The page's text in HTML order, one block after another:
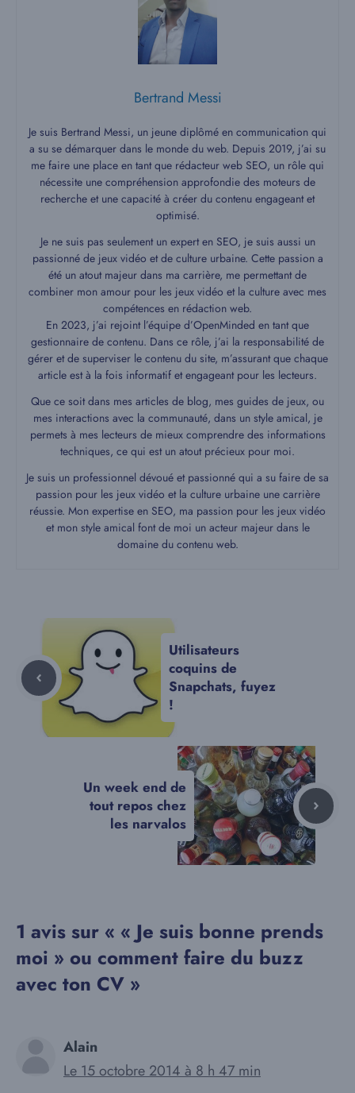
Bertrand Messi
Je suis Bertrand Messi, un jeune diplômé en communication qui
a su se démarquer dans le monde du web. Depuis 2019, j’ai su
me faire une place en tant que rédacteur web SEO, un rôle qui
nécessite une compréhension approfondie des moteurs de
recherche et une capacité à créer du contenu engageant et
optimisé.
Je ne suis pas seulement un expert en SEO, je suis aussi un
passionné de jeux vidéo et de culture urbaine. Cette passion a
été un atout majeur dans ma carrière, me permettant de
combiner mon amour pour les jeux vidéo et la culture avec mes
compétences en rédaction web.
En 2023, j’ai rejoint l’équipe d’OpenMinded en tant que
gestionnaire de contenu. Dans ce rôle, j’ai la responsabilité de
gérer et de superviser le contenu du site, m’assurant que chaque
article est à la fois informatif et engageant pour les lecteurs.
Que ce soit dans mes articles de blog, mes guides de jeux, ou
mes interactions avec la communauté, dans un style amical, je
permets à mes lecteurs de mieux comprendre des informations
techniques, ce qui est un atout précieux pour moi.
Je suis un professionnel dévoué et passionné qui a su faire de sa
passion pour les jeux vidéo et la culture urbaine une carrière
réussie. Mon expertise en SEO, ma passion pour les jeux vidéo
et mon style amical font de moi un acteur majeur dans le
domaine du contenu web.
Utilisateurs
coquins de
Snapchats, fuyez
!
Un week end de
tout repos chez
les narvalos
1 avis sur « « Je suis bonne prends
moi » ou comment faire du buzz
avec ton CV »
Alain
Le 15 octobre 2014 à 8 h 47 min